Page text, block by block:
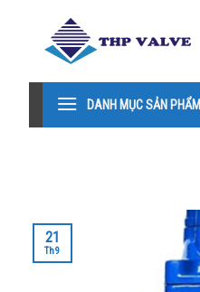
dung
DANH MỤC SẢN PHẨM
21
Th9